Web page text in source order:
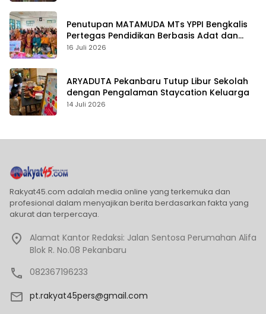
Penutupan MATAMUDA MTs YPPI Bengkalis
Pertegas Pendidikan Berbasis Adat dan
Karakter
16 Juli 2026
ARYADUTA Pekanbaru Tutup Libur Sekolah
dengan Pengalaman Staycation Keluarga
14 Juli 2026
Rakyat45.com adalah media online yang terkemuka dan
profesional dalam menyajikan berita berdasarkan fakta yang
akurat dan terpercaya.
Alamat Kantor Redaksi: Jalan Sentosa Perumahan Alifa
Blok R. No.08 Pekanbaru
082367196233
pt.rakyat45pers@gmail.com